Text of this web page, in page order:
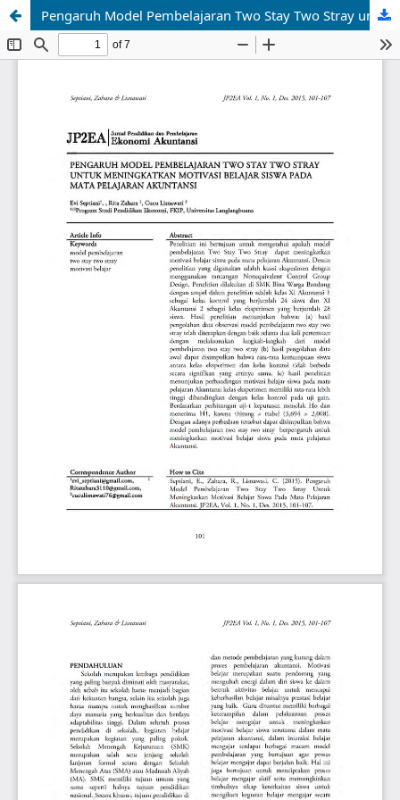
Pengaruh Model Pembelajaran Two Stay Two Stray untuk Meningkatkan Motivasi Belajar Siswa Pada Mata Pelajaran Akuntansi